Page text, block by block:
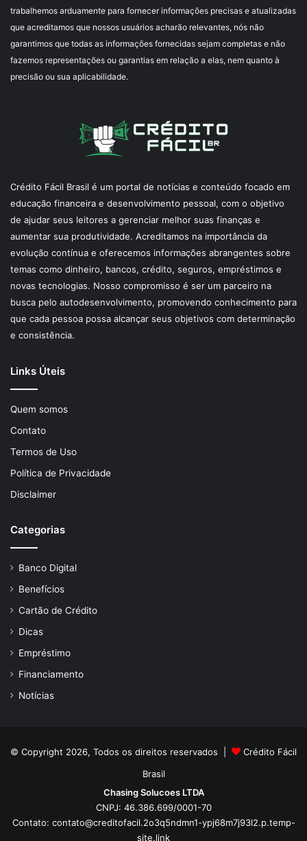
trabalhemos arduamente para fornecer informações precisas e atualizadas
que acreditamos que nossos usuários acharão relevantes, nós não
garantimos que todas as informações fornecidas sejam completas e não
fazemos representações ou garantias em relação a elas, nem quanto à
precisão ou sua aplicabilidade.
Crédito Fácil Brasil é um portal de notícias e conteúdo focado em
educação financeira e desenvolvimento pessoal, com o objetivo
de ajudar seus leitores a gerenciar melhor suas finanças e
aumentar sua produtividade. Acreditamos na importância da
evolução contínua e oferecemos informações abrangentes sobre
temas como dinheiro, bancos, crédito, seguros, empréstimos e
novas tecnologias. Nosso compromisso é ser um parceiro na
busca pelo autodesenvolvimento, promovendo conhecimento para
que cada pessoa possa alcançar seus objetivos com determinação
e consistência.
Links Úteis
Quem somos
Contato
Termos de Uso
Política de Privacidade
Disclaimer
Categorias
Banco Digital
Benefícios
Cartão de Crédito
Dicas
Empréstimo
Financiamento
Notícias
© Copyright 2026, Todos os direitos reservados |
Crédito Fácil
Brasil
Chasing Solucoes LTDA
CNPJ: 46.386.699/0001-70
Contato: contato@creditofacil.2o3q5ndmn1-ypj68m7j93l2.p.temp-
site.link